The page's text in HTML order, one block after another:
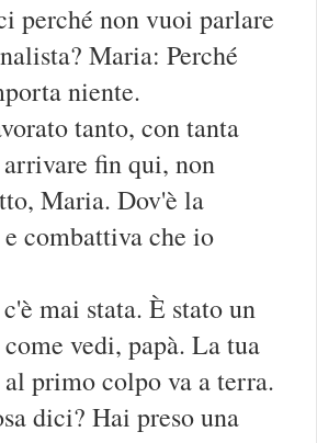
perché non vuoi parlare
Maria: Perché
niente.
tanto, con tanta
arrivare fin qui, non
Maria. Dov'è la
combattiva che io
mai stata. È stato un
vedi, papà. La tua
primo colpo va a terra.
dici? Hai preso una